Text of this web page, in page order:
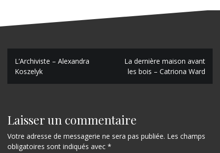
N
a
i
g
a
L’Archiviste – Alexandra
Koszelyk
La dernière maison avant
les bois – Catriona Ward
Laisser un commentaire
Votre adresse de messagerie ne sera pas publiée. Les champs
obligatoires sont indiqués avec *